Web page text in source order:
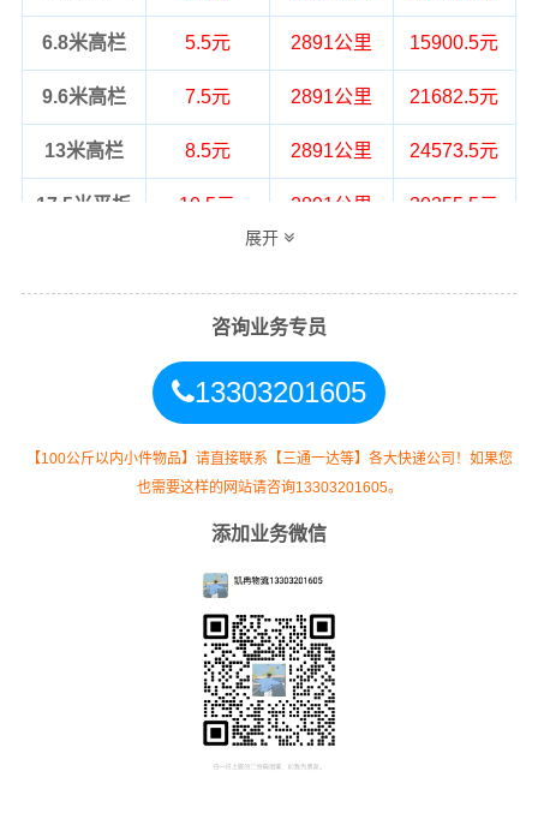
6.8米高栏 5.5元 2891公里 15900.5元
9.6米高栏 7.5元 2891公里 21682.5元
13米高栏 8.5元 2891公里 24573.5元
17.5米平板 10.5元 2891公里 30355.5元
考，不作为最终成交价格，望知晓！
展开
咨询业务专员
13303201605
【100公斤以内小件物品】请直接联系【三通一达等】各大快递公司！如果您
也需要这样的网站请咨询13303201605。
添加业务微信